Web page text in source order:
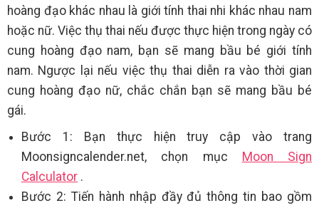
hoàng đạo khác nhau là giới tính thai nhi khác nhau nam
hoặc nữ. Việc thụ thai nếu được thực hiện trong ngày có
cung hoàng đạo nam, bạn sẽ mang bầu bé giới tính
nam. Ngược lại nếu việc thụ thai diễn ra vào thời gian
cung hoàng đạo nữ, chắc chắn bạn sẽ mang bầu bé
gái.
Bước 1: Bạn thực hiện truy cập vào trang
Moonsigncalender.net, chọn mục
Moon Sign
Calculator .
Bước 2: Tiến hành nhập đầy đủ thông tin bao gồm